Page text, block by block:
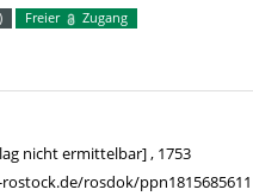
Freier Zugang
nicht ermittelbar] , 1753
rosdok/ppn1815685611